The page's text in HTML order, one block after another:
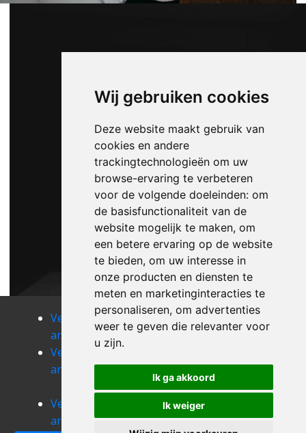
Wij gebruiken cookies
Deze website maakt gebruik van
cookies en andere
trackingtechnologieën om uw
browse-ervaring te verbeteren
voor de volgende doeleinden: om
de basisfunctionaliteit van de
website mogelijk te maken, om
een betere ervaring op de website
te bieden, om uw interesse in
onze producten en diensten te
meten en marketinginteracties te
personaliseren, om advertenties
weer te geven die relevanter voor
u zijn.
Ik ga akkoord
Ik weiger
Verhuizen
anseroeul
Verhuizen
antoing
Verhuizen
anvaing
Verhuizen
arbre
arc-ainieres
arc-
wattripont
Verhuizen
arquennes
Verhuizen
asquillies
Verhuizen
ath